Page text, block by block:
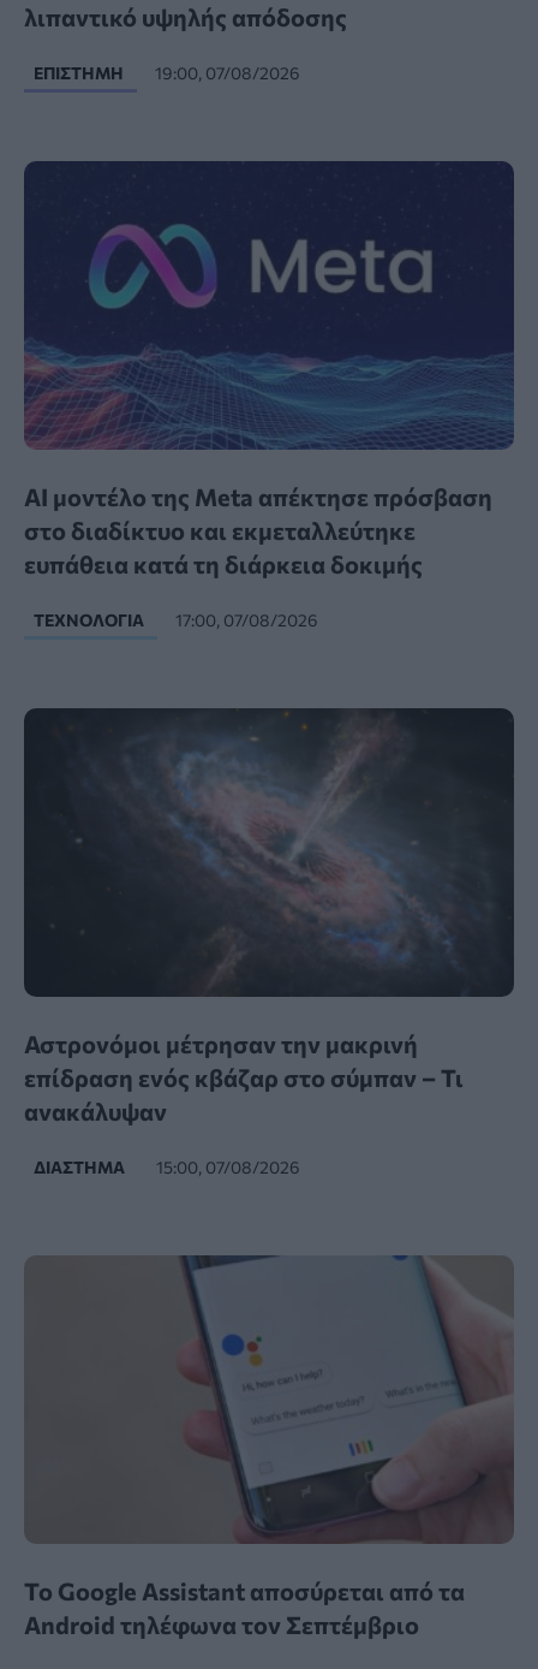
λιπαντικό υψηλής απόδοσης
ΕΠΙΣΤΉΜΗ 19:00, 07/08/2026
AI μοντέλο της Meta απέκτησε πρόσβαση
στο διαδίκτυο και εκμεταλλεύτηκε
ευπάθεια κατά τη διάρκεια δοκιμής
ΤΕΧΝΟΛΟΓΊΑ 17:00, 07/08/2026
Αστρονόμοι μέτρησαν την μακρινή
επίδραση ενός κβάζαρ στο σύμπαν – Τι
ανακάλυψαν
ΔΙΆΣΤΗΜΑ 15:00, 07/08/2026
Το Google Assistant αποσύρεται από τα
Android τηλέφωνα τον Σεπτέμβριο